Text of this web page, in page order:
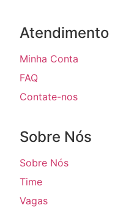
Atendimento
Minha Conta
FAQ
Contate-nos
Sobre Nós
Sobre Nós
Time
Vagas